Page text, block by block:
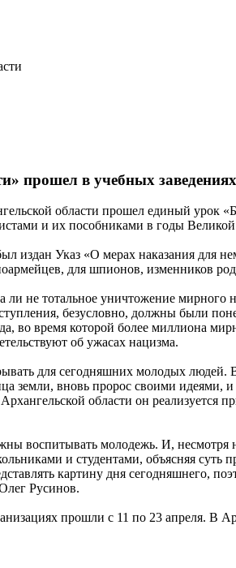
прошел в учебных
области прошел единый урок
и их пособниками в годы
издан Указ «О мерах наказания для
для шпионов, изменников
ли не тотальное уничтожение
безусловно, должны были
во время которой более миллиона
об ужасах нацизма.
для сегодняшних молодых людей.
земли, вновь пророс своими
области он
воспитывать молодежь. И, несмотря
и студентами, объясняя
картину дня сегодняшнего,
Русинов.
прошли с 11 по 23 апреля. В